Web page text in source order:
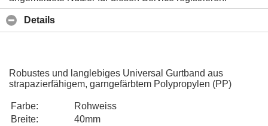
Details
Robustes und langlebiges Universal Gurtband aus
strapazierfähigem, garngefärbtem Polypropylen (PP)
Farbe:
Rohweiss
Breite:
40mm